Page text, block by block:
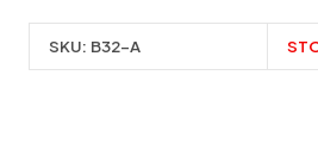
SKU: B32-A